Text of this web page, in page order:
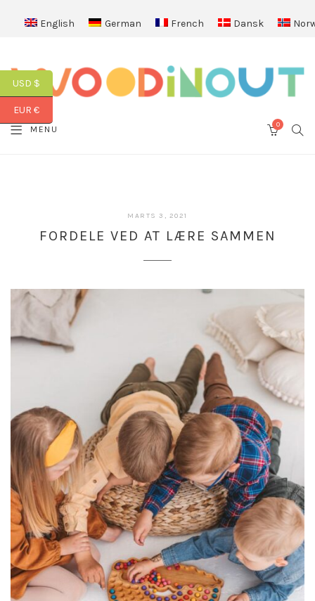
English German French Dansk
MENU 0
MARTS 3, 2021
FORDELE VED AT LÆRE SAMMEN
USD $
EUR €